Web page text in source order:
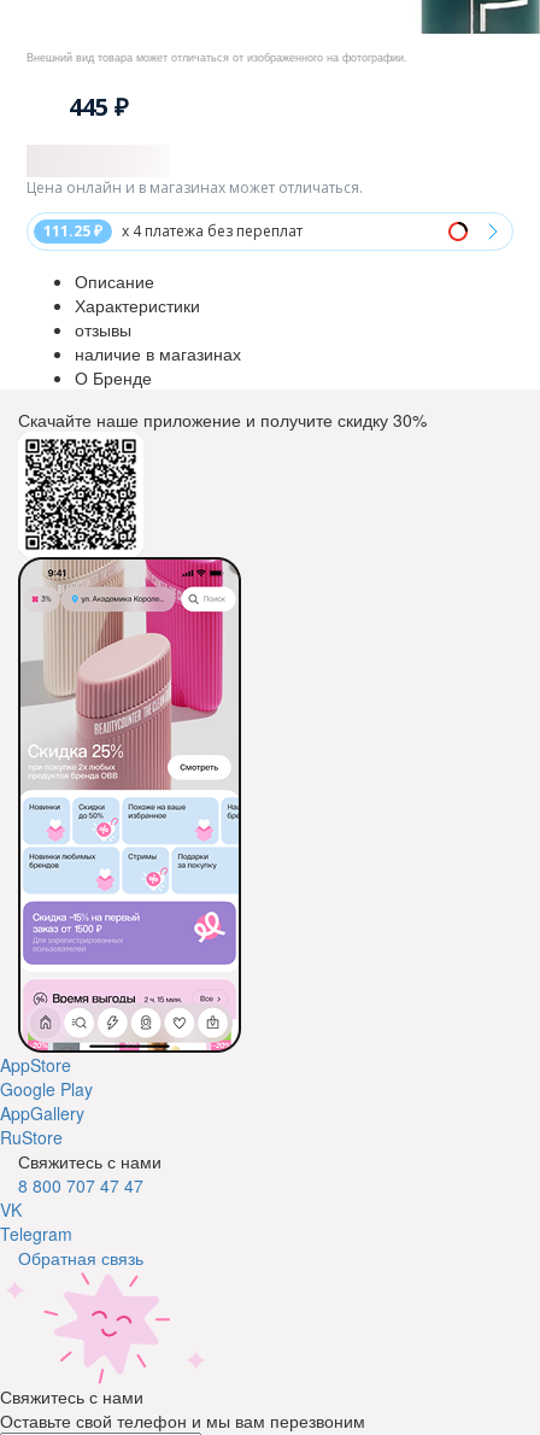
Внешний вид товара может отличаться от изображенного на фотографии.
445 ₽
111.25 ₽ x 4 платежа без переплат
Цена онлайн и в магазинах может отличаться.
Описание
Характеристики
отзывы
наличие в магазинах
О Бренде
Скачайте наше приложение и получите скидку 30%
AppStore
Google Play
AppGallery
RuStore
Свяжитесь с нами
8 800 707 47 47
VK
Telegram
Обратная связь
Свяжитесь с нами
Оставьте свой телефон и мы вам перезвоним